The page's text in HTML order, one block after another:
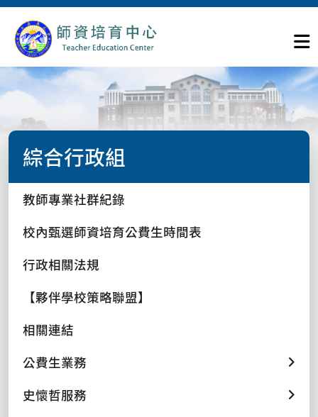
綜合行政組
教師專業社群紀錄
校內甄選師資培育公費生時間表
行政相關法規
【夥伴學校策略聯盟】
相關連結
公費生業務
史懷哲服務